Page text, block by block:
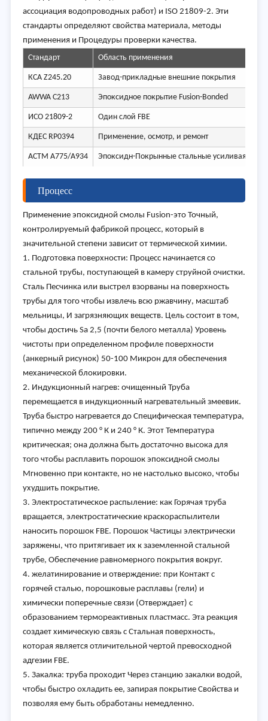
ассоциация водопроводных работ) и ISO 21809-2. Эти
стандарты определяют свойства материала, методы
применения и Процедуры проверки качества.
Стандарт
Область применения
КСА Z245.20 Завод-прикладные внешние покрытия
AWWA C213 Эпоксидное покрытие Fusion-Bonded
ИСО 21809-2 Один слой FBE
КДЕС RP0394 Применение, осмотр, и ремонт
АСТМ А775/А934 Эпоксидн-Покрынные стальные усиливая
Процесс
Применение эпоксидной смолы Fusion-это Точный,
контролируемый фабрикой процесс, который в
значительной степени зависит от термической химии.
1. Подготовка поверхности: Процесс начинается со
стальной трубы, поступающей в камеру струйной очистки.
Сталь Песчинка или выстрел взорваны на поверхность
трубы для того чтобы извлечь всю ржавчину, масштаб
мельницы, И загрязняющих веществ. Цель состоит в том,
чтобы достичь Sa 2,5 (почти белого металла) Уровень
чистоты при определенном профиле поверхности
(анкерный рисунок) 50-100 Микрон для обеспечения
механической блокировки.
2. Индукционный нагрев: очищенный Труба
перемещается в индукционный нагревательный змеевик.
Труба быстро нагревается до Специфическая температура,
типично между 200 ° К и 240 ° К. Этот Температура
критическая; она должна быть достаточно высока для
того чтобы расплавить порошок эпоксидной смолы
Мгновенно при контакте, но не настолько высоко, чтобы
ухудшить покрытие.
3. Электростатическое распыление: как Горячая труба
вращается, электростатические краскораспылители
наносить порошок FBE. Порошок Частицы электрически
заряжены, что притягивает их к заземленной стальной
трубе, Обеспечение равномерного покрытия вокруг.
4. желатинирование и отверждение: при Контакт с
горячей сталью, порошковые расплавы (гели) и
химически поперечные связи (Отверждает) с
образованием термореактивных пластмасс. Эта реакция
создает химическую связь с Стальная поверхность,
которая является отличительной чертой превосходной
адгезии FBE.
5. Закалка: труба проходит Через станцию закалки водой,
чтобы быстро охладить ее, запирая покрытие Свойства и
позволяя ему быть обработаны немедленно.